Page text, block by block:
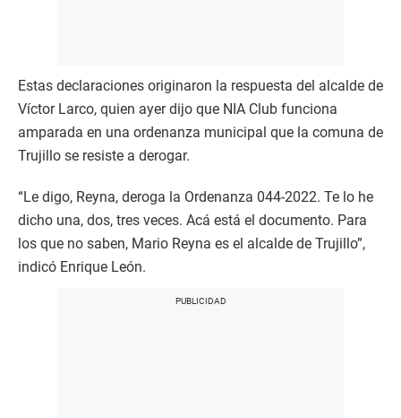
Estas declaraciones originaron la respuesta del alcalde de
Víctor Larco, quien ayer dijo que NIA Club funciona
amparada en una ordenanza municipal que la comuna de
Trujillo se resiste a derogar.
“Le digo, Reyna, deroga la Ordenanza 044-2022. Te lo he
dicho una, dos, tres veces. Acá está el documento. Para
los que no saben, Mario Reyna es el alcalde de Trujillo”,
indicó Enrique León.